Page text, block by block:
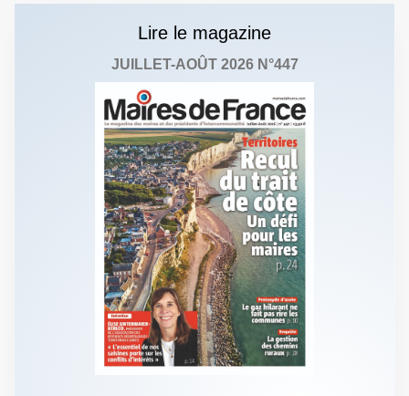
Lire le magazine
JUILLET-AOÛT 2026 N°447